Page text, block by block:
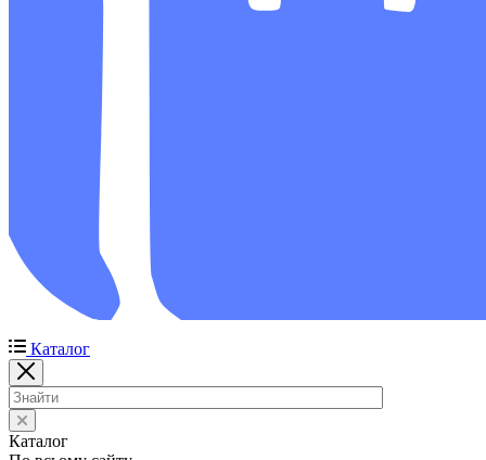
Каталог
Каталог